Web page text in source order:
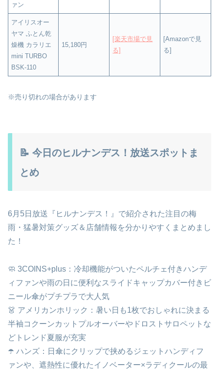
ァン
アイリスオー
ヤマ ふとん乾
燥機 カラリエ
mini TURBO
BSK-110
15,180円
[楽天市場で見
る]
[Amazonで見
る]
※売り切れの場合があります
📝 今日のヒルナンデス！放送スポットま
とめ
6月5日放送『ヒルナンデス！』で紹介された注目の梅
雨・猛暑対策グッズ＆店舗情報を分かりやすくまとめまし
た！
🧼 3COINS+plus：冷却機能がついたペルチェ付きハンデ
ィファンや雨の日に便利なスライドキャップカバー付きビ
ニール傘がプチプラで大人気
👗 アメリカンホリック：暑い日も1枚でおしゃれに決まる
半袖コクーンカットプルオーバーやドロストサロペットな
どトレンド夏服が充実
☂️ ハンズ：日傘にクリップで挟めるジェットハンディフ
ァンや、遮熱性に優れたイノベーター×ラディクールの最